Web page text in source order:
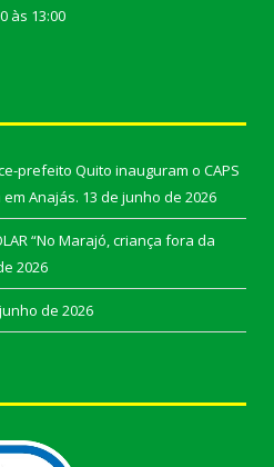
às 13:00
prefeito Quito inauguram o CAPS
Anajás. 13 de junho de 2026
“No Marajó, criança fora da
2026
de 2026